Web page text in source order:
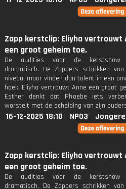
Zapp kerstclip: Eliyha vertrouwt
een groot geheim toe.
De audities voor de kerstshow
dramatisch. De Zappers schrikken
niveau, maar vinden dan talent in een
hoek. Eliyha vertrouwt Anne een groot
Esther denkt dat Phoebe iets
worstelt met de scheiding van zijn
16-12-2025 18:10 NPO3
Zapp kerstclip: Eliyha vertrouwt
een groot geheim toe.
De audities voor de kerstshow
dramatisch. De Zappers schrikken